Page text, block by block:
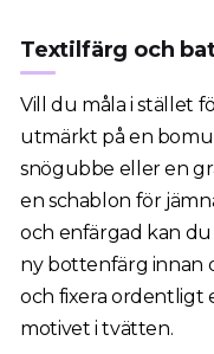
Textilfärg och
Vill du måla i stället
utmärkt på en
snögubbe eller en
en schablon för
och enfärgad kan
ny bottenfärg innan
och fixera ordentligt
motivet i tvätten.